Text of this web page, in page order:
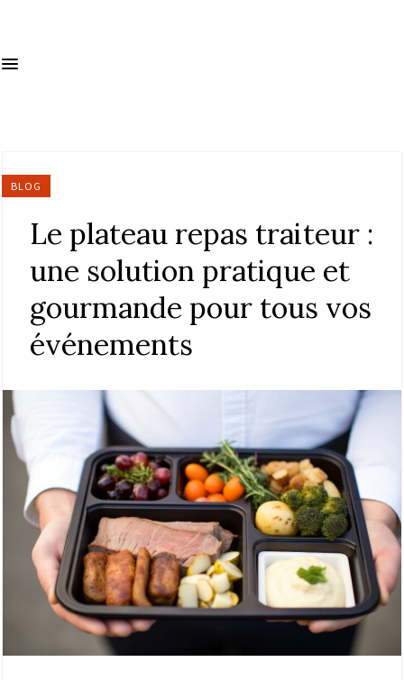
BLOG
Le plateau repas traiteur :
une solution pratique et
gourmande pour tous vos
événements